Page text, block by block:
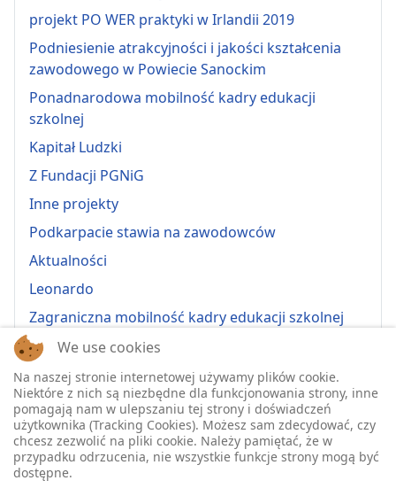
projekt PO WER praktyki w Irlandii 2019
Podniesienie atrakcyjności i jakości kształcenia
zawodowego w Powiecie Sanockim
Ponadnarodowa mobilność kadry edukacji
szkolnej
Kapitał Ludzki
Z Fundacji PGNiG
Inne projekty
Podkarpacie stawia na zawodowców
Aktualności
Leonardo
Zagraniczna mobilność kadry edukacji szkolnej
Erasmus+ 2022-1-PL01-KA121-VET-000064815
Erasmus + 2022-1-PL01-KA121-SCH-000064635
Erasmus + 2023-1-PL01-KA121-SCH-000135484
Erasmus + 2023-1-PL01-KA121-VET-000139220
ERASMUS+ 2024-1-PL01-KA121-VET-000224230
Erasmus+ 2024-1-PL01-KA121-SCH-000218148
We use cookies
Na naszej stronie internetowej używamy plików cookie.
Niektóre z nich są niezbędne dla funkcjonowania strony, inne
pomagają nam w ulepszaniu tej strony i doświadczeń
użytkownika (Tracking Cookies). Możesz sam zdecydować, czy
chcesz zezwolić na pliki cookie. Należy pamiętać, że w
przypadku odrzucenia, nie wszystkie funkcje strony mogą być
dostępne.